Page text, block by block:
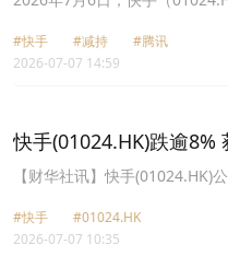
后，通过场外大宗交易出售约
15.68%降至9.37%，正式退出
#快手 #减持
#腾讯
2026-07-07 14:59
快手(01024.HK)跌逾8%
降至9.37%
【财华社讯】快手(01024.HK)
份，该等买方为若干独立第三
售事项完成后，腾讯持股比例
#快手
#01024.HK
2026-07-07 10:35